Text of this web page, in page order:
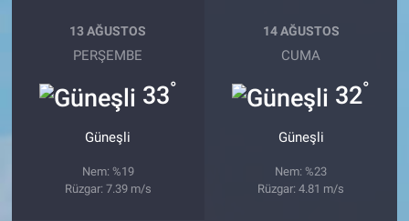
13 AĞUSTOS
PERŞEMBE
33°
Güneşli
Nem: %19
Rüzgar: 7.39 m/s
14 AĞUSTOS
CUMA
32°
Güneşli
Nem: %23
Rüzgar: 4.81 m/s